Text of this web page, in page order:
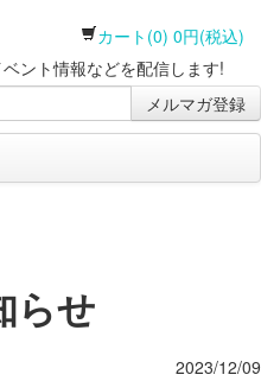
カート(0) 0円(税込)
ント情報などを配信します!
メルマガ登録
らせ
2023/12/09